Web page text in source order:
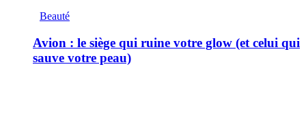
Beauté
Avion : le siège qui ruine votre glow (et celui qui
sauve votre peau)